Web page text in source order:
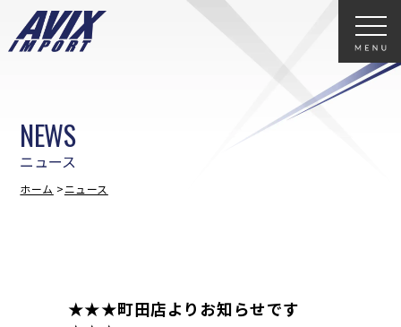
ニュース
NEWS
ホーム ニュース
★★★町田店よりお知らせです